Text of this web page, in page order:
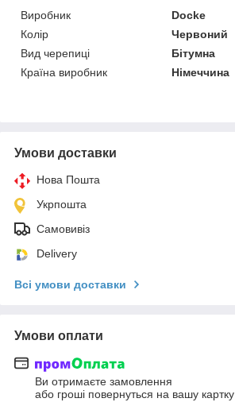
Виробник
Docke
Колір
Червоний
Вид черепиці
Бітумна
Країна виробник
Німеччина
Умови доставки
Нова Пошта
Укрпошта
Самовивіз
Delivery
Всі умови доставки
Умови оплати
Ви отримаєте замовлення
або гроші повернуться на вашу картку